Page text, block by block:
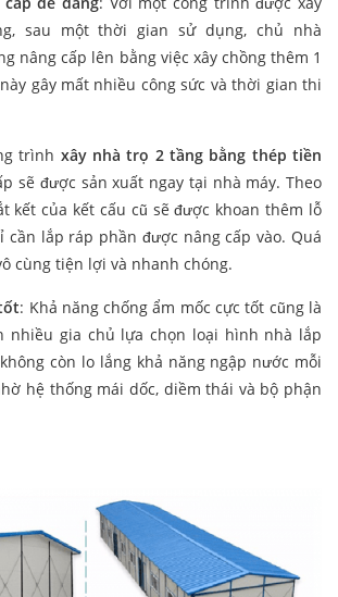
sau một thời gian sử dụng, chủ nhà
nâng cấp lên bằng việc xây chồng thêm 1
gây mất nhiều công sức và thời gian thi
trình xây nhà trọ 2 tầng bằng thép tiền
sẽ được sản xuất ngay tại nhà máy. Theo
kết của kết cấu cũ sẽ được khoan thêm lỗ
cần lắp ráp phần được nâng cấp vào. Quá
cùng tiện lợi và nhanh chóng.
: Khả năng chống ẩm mốc cực tốt cũng là
nhiều gia chủ lựa chọn loại hình nhà lắp
còn lo lắng khả năng ngập nước mỗi
hệ thống mái dốc, diềm thái và bộ phận